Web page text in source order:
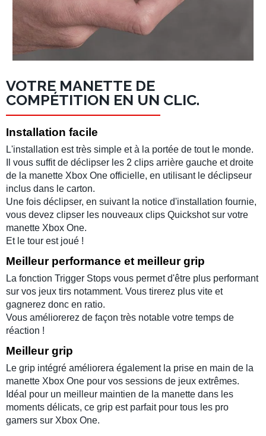
VOTRE MANETTE DE
COMPÉTITION EN UN CLIC.
Installation facile
L'installation est très simple et à la portée de tout le monde.
Il vous suffit de déclipser les 2 clips arrière gauche et droite
de la manette Xbox One officielle, en utilisant le déclipseur
inclus dans le carton.
Une fois déclipser, en suivant la notice d'installation fournie,
vous devez clipser les nouveaux clips Quickshot sur votre
manette Xbox One.
Et le tour est joué !
Meilleur performance et meilleur grip
La fonction Trigger Stops vous permet d'être plus performant
sur vos jeux tirs notamment. Vous tirerez plus vite et
gagnerez donc en ratio.
Vous améliorerez de façon très notable votre temps de
réaction !
Meilleur grip
Le grip intégré améliorera également la prise en main de la
manette Xbox One pour vos sessions de jeux extrêmes.
Idéal pour un meilleur maintien de la manette dans les
moments délicats, ce grip est parfait pour tous les pro
gamers sur Xbox One.